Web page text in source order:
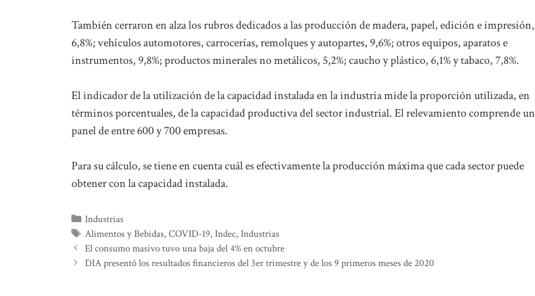
También cerraron en alza los rubros dedicados a las producción de madera, papel, edición e impresión,
6,8%; vehículos automotores, carrocerías, remolques y autopartes, 9,6%; otros equipos, aparatos e
instrumentos, 9,8%; productos minerales no metálicos, 5,2%; caucho y plástico, 6,1% y tabaco, 7,8%.
El indicador de la utilización de la capacidad instalada en la industria mide la proporción utilizada, en
términos porcentuales, de la capacidad productiva del sector industrial. El relevamiento comprende un
panel de entre 600 y 700 empresas.
Para su cálculo, se tiene en cuenta cuál es efectivamente la producción máxima que cada sector puede
obtener con la capacidad instalada.
Categorías
Industrias
Etiquetas
Alimentos y Bebidas,COVID-19,Indec,Industrias
El consumo masivo tuvo una baja del 4% en octubre
DIA presentó los resultados financieros del 3er trimestre y de los 9 primeros meses de 2020